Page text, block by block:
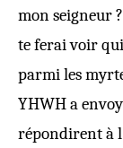
mon seigneur
te ferai voir
parmi les
YHWH a
répondirent à